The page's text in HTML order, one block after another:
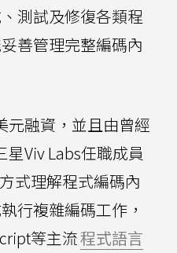
測試及修復各類程
善管理完整編碼內
元融資，並且由曾經
Viv Labs任職成員
式理解程式編碼內
行複雜編碼工作，
等主流程式語言